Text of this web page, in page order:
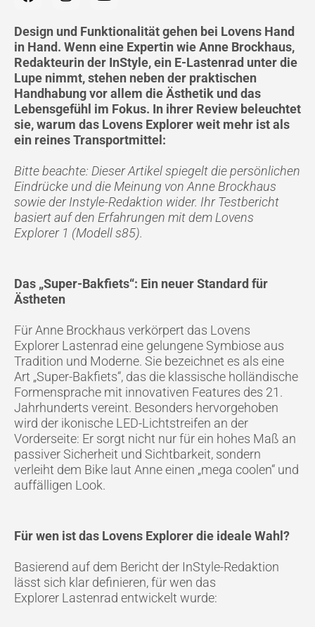
e
b
o
o
k
t
a
g
r
a
m
t
u
b
e
Design und Funktionalität gehen bei Lovens Hand
in Hand. Wenn eine Expertin wie Anne Brockhaus,
Redakteurin der InStyle, ein E-Lastenrad unter die
Lupe nimmt, stehen neben der praktischen
Handhabung vor allem die Ästhetik und das
Lebensgefühl im Fokus. In ihrer Review beleuchtet
sie, warum das Lovens Explorer weit mehr ist als
ein reines Transportmittel:
Bitte beachte: Dieser Artikel spiegelt die persönlichen
Eindrücke und die Meinung von Anne Brockhaus
sowie der Instyle-Redaktion wider. Ihr Testbericht
basiert auf den Erfahrungen mit dem Lovens
Explorer 1 (Modell s85).
Das „Super-Bakfiets“: Ein neuer Standard für
Ästheten
Für Anne Brockhaus verkörpert das Lovens
Explorer Lastenrad eine gelungene Symbiose aus
Tradition und Moderne. Sie bezeichnet es als eine
Art „Super-Bakfiets“, das die klassische holländische
Formensprache mit innovativen Features des 21.
Jahrhunderts vereint. Besonders hervorgehoben
wird der ikonische LED-Lichtstreifen an der
Vorderseite: Er sorgt nicht nur für ein hohes Maß an
passiver Sicherheit und Sichtbarkeit, sondern
verleiht dem Bike laut Anne einen „mega coolen“ und
auffälligen Look.
Für wen ist das Lovens Explorer die ideale Wahl?
Basierend auf dem Bericht der InStyle-Redaktion
lässt sich klar definieren, für wen das
Explorer Lastenrad entwickelt wurde: